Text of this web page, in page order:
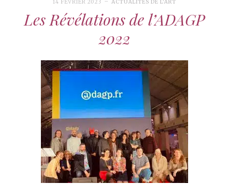
14 FÉVRIER 2023 ACTUALITÉS DE L'ART
Les Révélations de l’ADAGP
2022